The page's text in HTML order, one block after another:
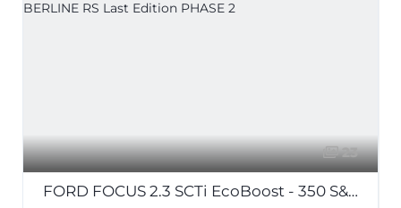
23
FORD FOCUS 2.3 SCTi EcoBoost - 350 S&S III 2011 BERLINE RS Last Edition PHASE 2